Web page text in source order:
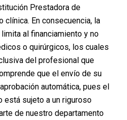
24, 2024
de realizarte una cirugía
eligiendo un cambio
tu salud y bienestar a un
es fundamental asegurarte
operas sea seguro,
los recursos necesarios
resultado. En Planmed,
Prestadora de
clínica. En consecuencia, la
al financiamiento y no
o quirúrgicos, los cuales
del profesional que
que el envío de su
automática, pues el
está sujeto a un riguroso
de nuestro departamento